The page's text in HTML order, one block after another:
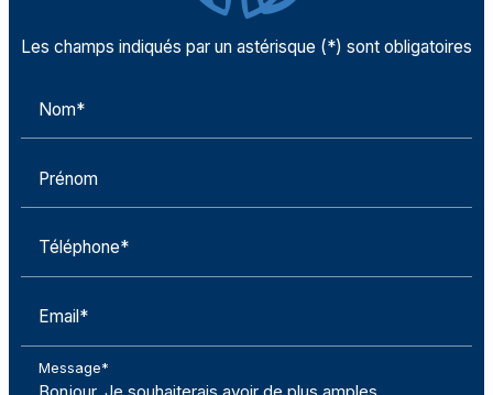
Les champs indiqués par un astérisque (*) sont obligatoires
Nom*
Prénom
Téléphone*
Email*
Message*